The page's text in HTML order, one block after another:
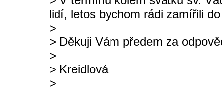
lidí, letos bychom rádi zamířili
>
> Děkuji Vám předem za
>
> Kreidlová
>